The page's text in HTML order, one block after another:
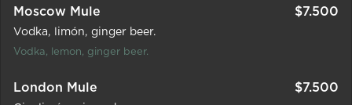
Moscow Mule $7.500
Vodka limón ginger beer.
Vodka, lemon, ginger beer.
London Mule $7.500